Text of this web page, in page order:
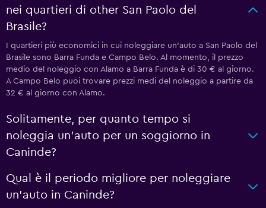
nei quartieri di other San Paolo del
Brasile?
I quartieri più economici in cui noleggiare un'auto a San Paolo del
Brasile sono Barra Funda e Campo Belo. Al momento, il prezzo
medio del noleggio con Alamo a Barra Funda è di 30 € al giorno.
A Campo Belo puoi trovare prezzi medi del noleggio a partire da
32 € al giorno con Alamo.
Solitamente, per quanto tempo si
noleggia un'auto per un soggiorno in
Caninde?
Qual è il periodo migliore per noleggiare
un'auto in Caninde?